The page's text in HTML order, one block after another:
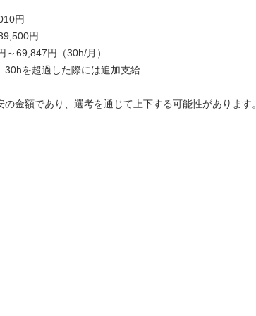
円
円
～69,847円（30h/月）
を超過した際には追加支給
の金額であり、選考を通じて上下する可能性があります